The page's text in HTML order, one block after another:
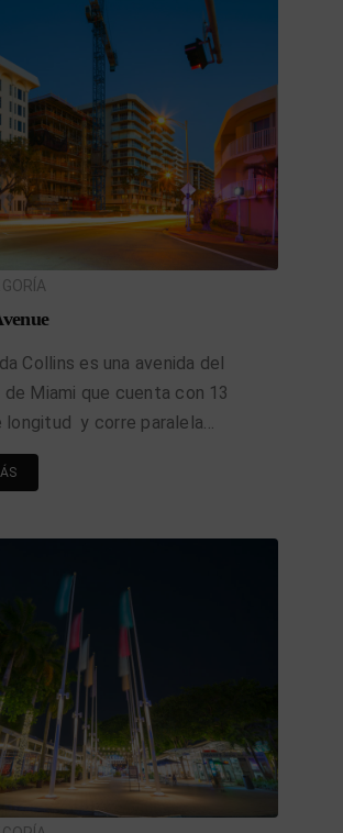
Collins es una avenida del
de Miami que cuenta con 13
longitud y corre paralela…